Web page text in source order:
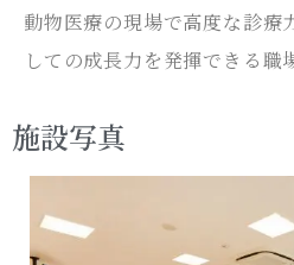
動物医療の現場で高度な診療
しての成長力を発揮できる職
施設写真